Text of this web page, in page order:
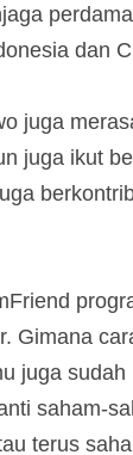
dan
juga
juga ikut
Gimana
juga
saham-
terus